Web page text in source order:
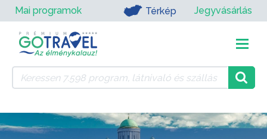
Mai programok Térkép Jegyvásárlás